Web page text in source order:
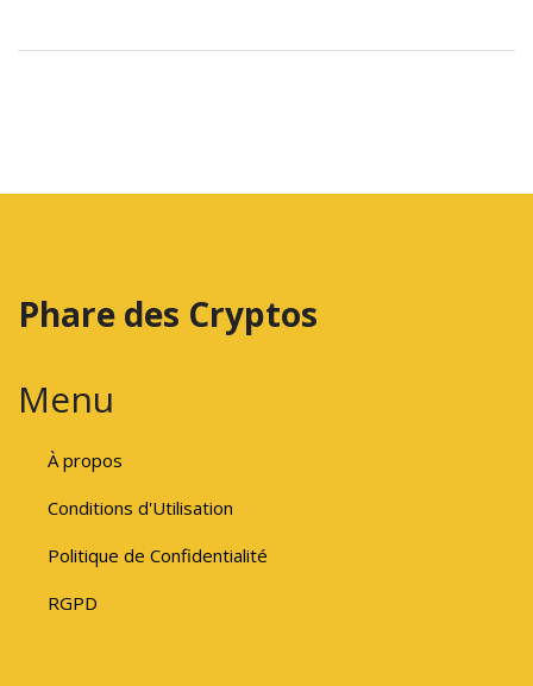
Phare des Cryptos
Menu
À propos
Conditions d'Utilisation
Politique de Confidentialité
RGPD